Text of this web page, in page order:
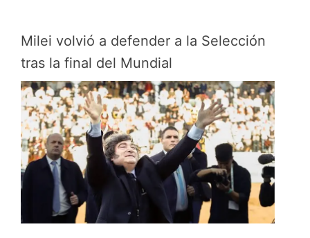
Milei volvió a defender a la Selección
tras la final del Mundial